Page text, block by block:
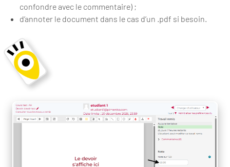
confondre avec le commentaire) ;
d’annoter le document dans le cas d’un .pdf si besoin.